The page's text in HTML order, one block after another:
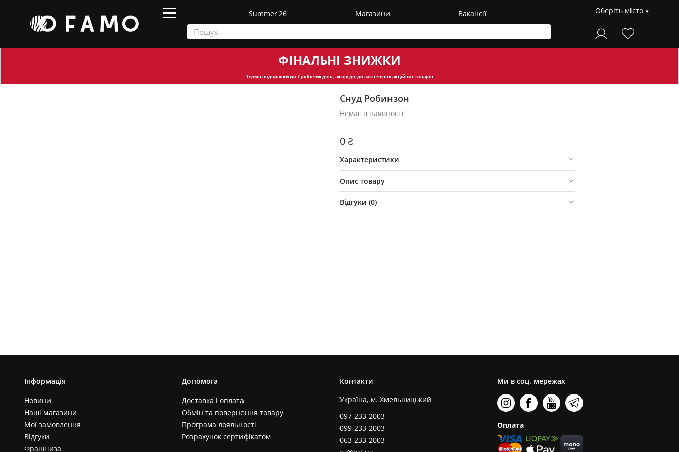
Summer'26 Магазини Вакансії Оберіть місто
ФІНАЛЬНІ ЗНИЖКИ
Термін відправкидо 7 робочих днів, акція діє до закінчення акційних товарів
Снуд Робинзон
Немає в наявності
0 ₴
Характеристики
Опис товару
Відгуки (0)
Інформація
Новини
Наші магазини
Мої замовлення
Відгуки
Франшиза
Допомога
Доставка і оплата
Обмін та повернення товару
Програма лояльності
Розрахунок сертифікатом
Контакти
Україна, м. Хмельницький
097-233-2003
099-233-2003
063-233-2003
Ми в соц. мережах
Оплата